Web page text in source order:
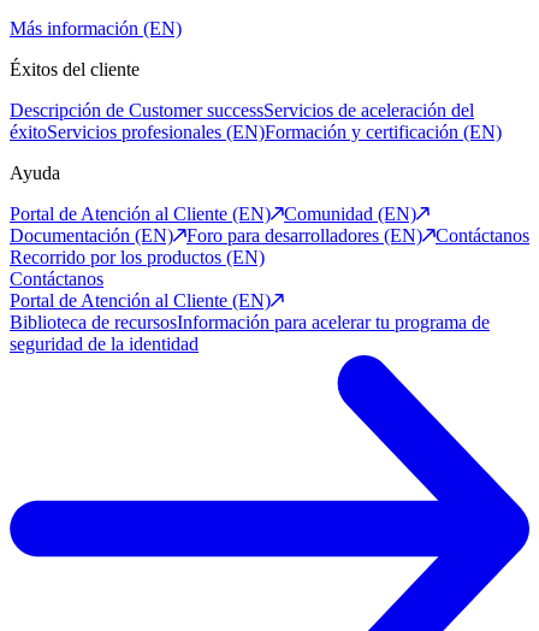
Más información (EN)
Éxitos del cliente
Descripción de Customer successServicios de aceleración del
éxitoServicios profesionales (EN)Formación y certificación (EN)
Ayuda
Portal de Atención al Cliente (EN)
Comunidad (EN)
Documentación (EN)
Foro para desarrolladores (EN)
Contáctanos
Recorrido por los productos (EN)
Contáctanos
Portal de Atención al Cliente (EN)
Biblioteca de recursosInformación para acelerar tu programa de
seguridad de la identidad